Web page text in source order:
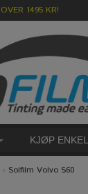
1495 KR!
KJØP
› Solfilm Volvo S60